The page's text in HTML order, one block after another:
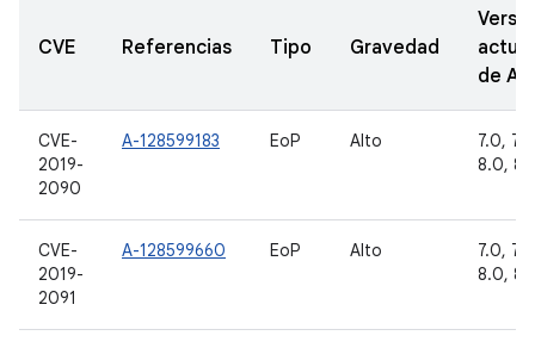
CVE Referencias Tipo Gravedad
de
CVE-
2019-
2090
A-128599183 EoP Alto
7.0,
8.0,
CVE-
2019-
2091
A-128599660 EoP Alto
7.0,
8.0, 8.1